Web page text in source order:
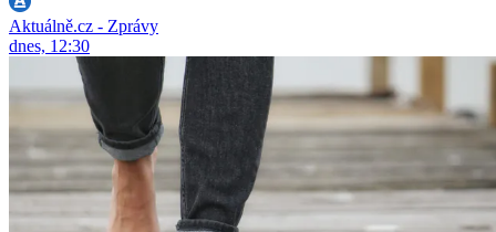
Aktuálně.cz - Zprávy
dnes, 12:30